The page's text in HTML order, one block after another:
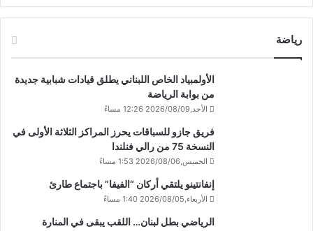
رياضة
الأولمبياد الخاص اللبناني يطلق قيادات شبابية جديدة
من بوابة الرياضة
الأحد,2026/08/09 12:26 مساءً
فريق جازو للسباقات يحرز المراكز الثلاثة الأولى في
النسخة 75 من رالي فنلندا
الخميس,2026/08/06 1:53 مساءً
إنفانتينو يلتقي أركان “الفيفا” باجتماع طارئ
الأربعاء,2026/08/05 1:40 مساءً
الرياضي بطل لبنان… اللقب يبقى في المنارة